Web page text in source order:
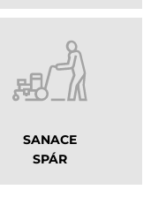
SANACE
SPÁR